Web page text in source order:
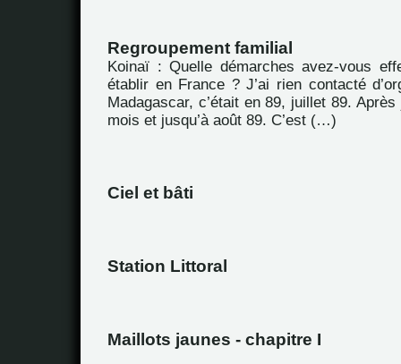
Regroupement familial
Koinaï : Quelle démarches avez-vous
établir en France ? J’ai rien contacté
Madagascar, c’était en 89, juillet 89.
mois et jusqu’à août 89. C’est (…)
Ciel et bâti
Station Littoral
Maillots jaunes - chapitre I